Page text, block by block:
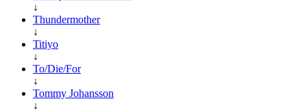
↓
Thundermother
↓
Titiyo
↓
To/Die/For
↓
Tommy Johansson
↓